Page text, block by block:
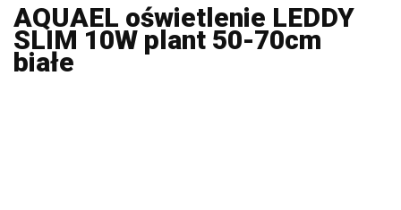
AQUAEL oświetlenie LEDDY
SLIM 10W plant 50-70cm
białe